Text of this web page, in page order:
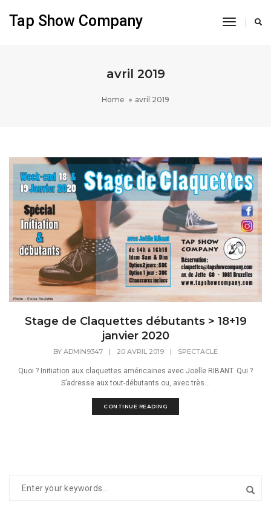
Tap Show Company
Toggle
avril 2019
Home avril 2019
Stage de Claquettes débutants > 18+19
janvier 2020
BY ADMIN9347 | 20 AVRIL 2019 | SPECTACLE
Quoi ? Initiation aux claquettes américaines avec Joëlle RIBANT. Qui ?
S’adresse aux tout-débutants ou, avec très...
CONTINUE READING